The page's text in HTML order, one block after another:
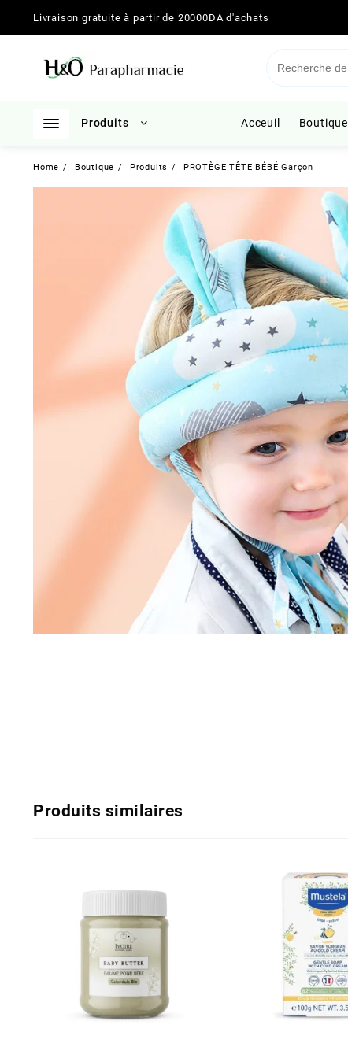
Livraison gratuite à partir de 20000DA d'achats
Produits Acceuil Boutique
Home Boutique Produits PROTÈGE TÊTE BÉBÉ Garçon
Produits similaires